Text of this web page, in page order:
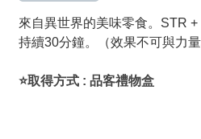
來自異世界的美味零食。STR +
持續30分鐘。（效果不可與力量
⭐取得方式 : 品客禮物盒